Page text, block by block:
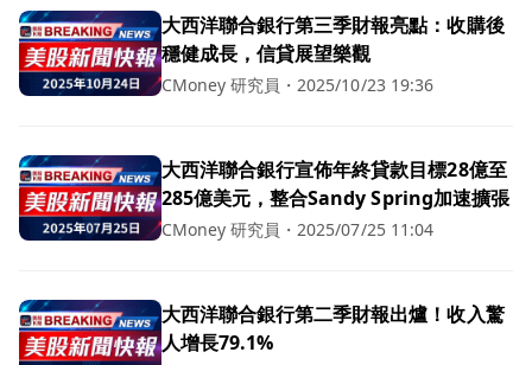
大西洋聯合銀行第三季財報亮點：收購後
穩健成長，信貸展望樂觀
CMoney 研究員 ・ 2025/10/23 19:36
大西洋聯合銀行宣佈年終貸款目標28億至
285億美元，整合Sandy Spring加速擴張
CMoney 研究員 ・ 2025/07/25 11:04
大西洋聯合銀行第二季財報出爐！收入驚
人增長79.1%